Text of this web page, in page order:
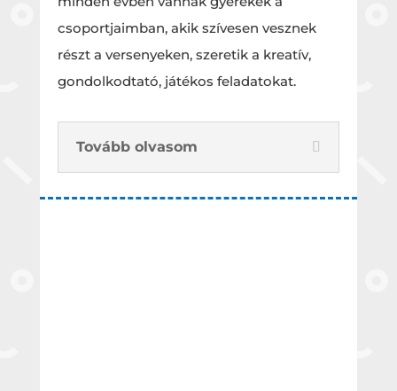
csoportjaimban, akik szívesen vesznek
részt a versenyeken, szeretik a kreatív,
gondolkodtató, játékos feladatokat.
Tovább olvasom